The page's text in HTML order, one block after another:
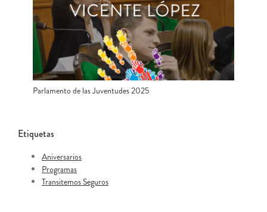
Parlamento de las Juventudes 2025
Etiquetas
Aniversarios
Programas
Transitemos Seguros